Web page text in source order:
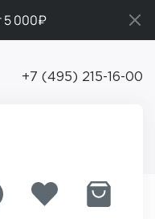
5 000₽
+7 (495) 215-16-00